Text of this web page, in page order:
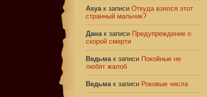
Asyaк записи Откуда взялся этот
странный мальчик?
Данак записи Предупреждение о
скорой смерти
Ведьмак записи Покойные не
любят жалоб
Ведьмак записи Роковые числа